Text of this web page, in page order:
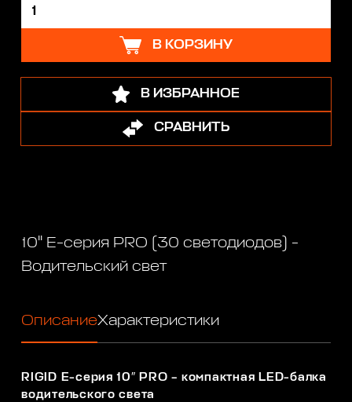
В КОРЗИНУ
В ИЗБРАННОЕ
СРАВНИТЬ
10" Е-серия PRO (30 светодиодов) -
Водительский свет
ОписаниеХарактеристики
RIGID E-серия 10″ PRO – компактная LED-балка
водительского света